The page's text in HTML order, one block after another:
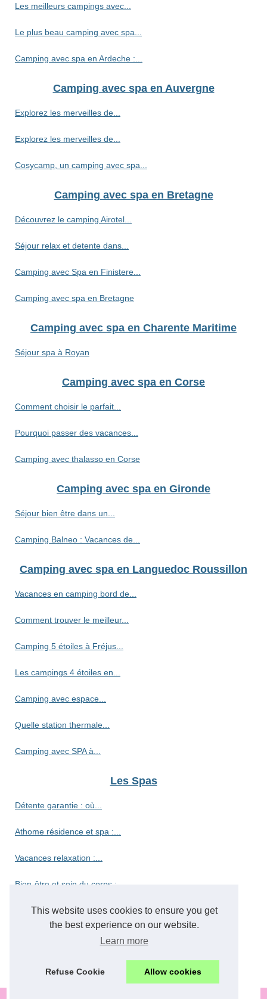
This website uses cookies to ensure you get
the best experience on our website.
Learn more
Refuse Cookie Allow cookies
Les meilleurs campings avec...
Le plus beau camping avec spa...
Camping avec spa en Ardeche :...
Camping avec spa en Auvergne
Explorez les merveilles de...
Explorez les merveilles de...
Cosycamp, un camping avec spa...
Camping avec spa en Bretagne
Découvrez le camping Airotel...
Séjour relax et detente dans...
Camping avec Spa en Finistere...
Camping avec spa en Bretagne
Camping avec spa en Charente Maritime
Séjour spa à Royan
Camping avec spa en Corse
Comment choisir le parfait...
Pourquoi passer des vacances...
Camping avec thalasso en Corse
Camping avec spa en Gironde
Séjour bien être dans un...
Camping Balneo : Vacances de...
Camping avec spa en Languedoc Roussillon
Vacances en camping bord de...
Comment trouver le meilleur...
Camping 5 étoiles à Fréjus...
Les campings 4 étoiles en...
Camping avec espace...
Quelle station thermale...
Camping avec SPA à...
Les Spas
Détente garantie : où...
Athome résidence et spa :...
Vacances relaxation :...
Bien-être et soin du corps :...
Découvrez le camping haut de...
Découvrez le paradis des...